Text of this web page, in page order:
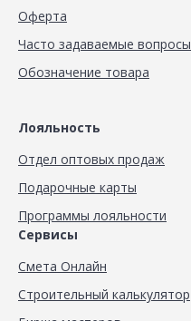
Оферта
Часто задаваемые вопросы
Обозначение товара
Лояльность
Отдел оптовых продаж
Подарочные карты
Программы лояльности
Сервисы
Смета Онлайн
Строительный калькулятор